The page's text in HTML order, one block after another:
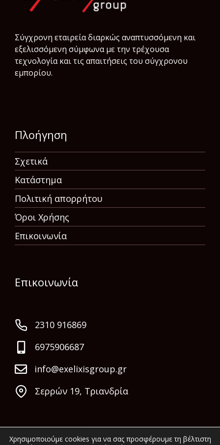
Σύγχρονη εταιρεία διαρκώς αναπτυσσόμενη και
εξελισσόμενη σύμφωνα µε την τρέχουσα
τεχνολογία και τις απαιτήσεις του σύγχρονου
εμπορίου.
Πλοήγηση
Σχετικά
Κατάστημα
Πολιτική απορρήτου
Όροι Χρήσης
Επικοινωνία
Επικοινωνία
2310 916869
6975906687
info@exelixisgroup.gr
Σερρών 19, Τριανδρία
Χρησιμοποιούμε cookies για να σας προσφέρουμε τη βέλτιστη